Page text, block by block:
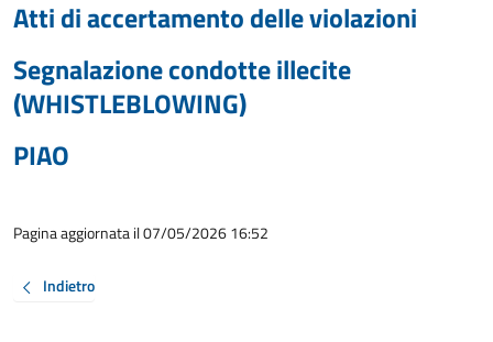
Atti di accertamento delle violazioni
Segnalazione condotte illecite
(WHISTLEBLOWING)
PIAO
Pagina aggiornata il 07/05/2026 16:52
Indietro